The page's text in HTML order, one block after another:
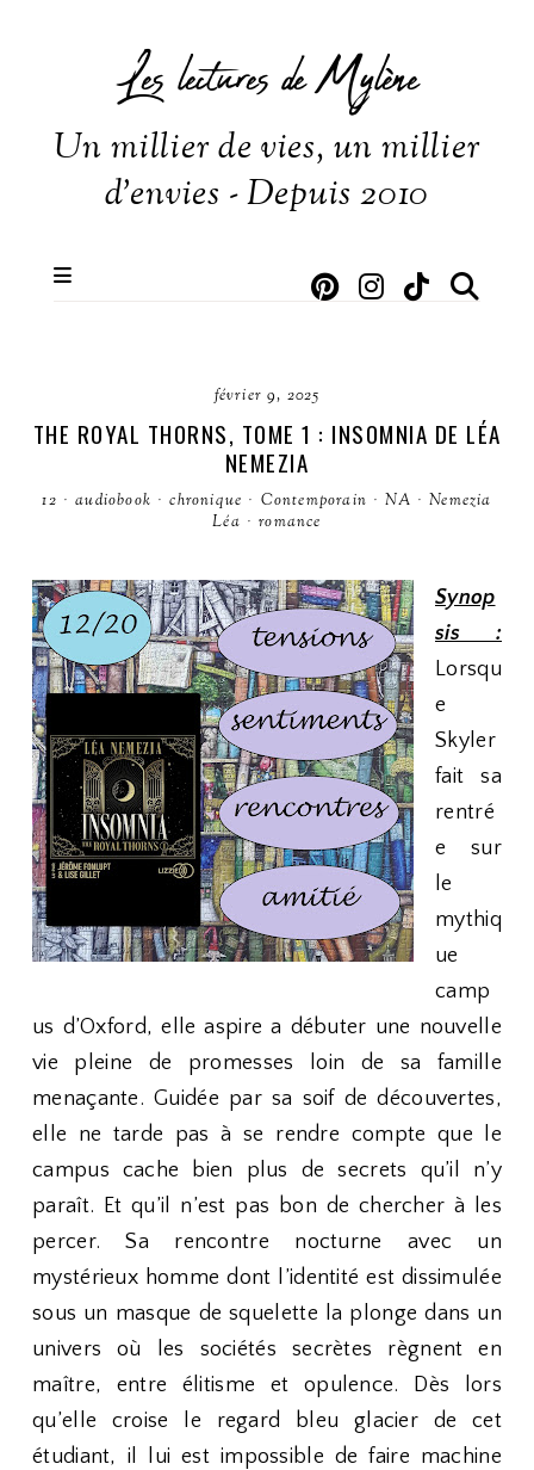
Les lectures de Mylène
Un millier de vies, un millier
d'envies - Depuis 2010
février 9, 2025
THE ROYAL THORNS, TOME 1 : INSOMNIA DE LÉA
NEMEZIA
12 · audiobook · chronique · Contemporain · NA · Nemezia
Léa · romance
Synop
sis :
Lorsqu
e
Skyler
fait sa
rentré
e sur
le
mythiq
ue
camp
us d’Oxford, elle aspire a débuter une nouvelle
vie pleine de promesses loin de sa famille
menaçante. Guidée par sa soif de découvertes,
elle ne tarde pas à se rendre compte que le
campus cache bien plus de secrets qu’il n’y
paraît. Et qu’il n’est pas bon de chercher à les
percer. Sa rencontre nocturne avec un
mystérieux homme dont l’identité est dissimulée
sous un masque de squelette la plonge dans un
univers où les sociétés secrètes règnent en
maître, entre élitisme et opulence. Dès lors
qu’elle croise le regard bleu glacier de cet
étudiant, il lui est impossible de faire machine